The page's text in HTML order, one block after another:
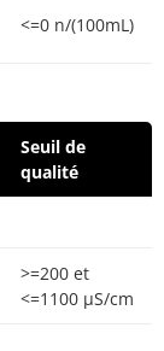
<=0 n/(100mL)
Seuil de
qualité
>=200 et
<=1100 µS/cm